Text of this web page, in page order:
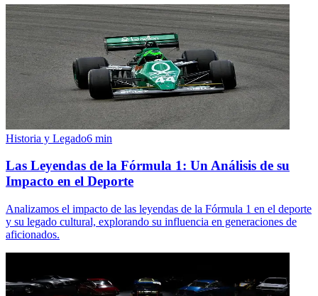
Historia y Legado6 min
Las Leyendas de la Fórmula 1: Un Análisis de su
Impacto en el Deporte
Analizamos el impacto de las leyendas de la Fórmula 1 en el deporte
y su legado cultural, explorando su influencia en generaciones de
aficionados.